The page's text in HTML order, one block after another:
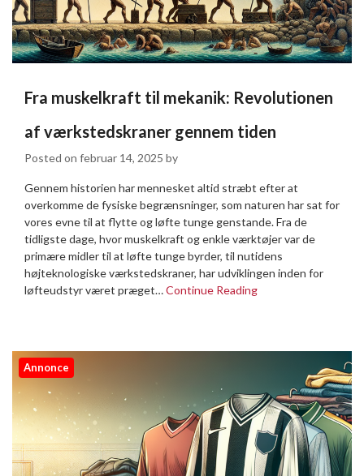
Fra muskelkraft til mekanik: Revolutionen
af værkstedskraner gennem tiden
Posted on februar 14, 2025 by
Gennem historien har mennesket altid stræbt efter at
overkomme de fysiske begrænsninger, som naturen har sat for
vores evne til at flytte og løfte tunge genstande. Fra de
tidligste dage, hvor muskelkraft og enkle værktøjer var de
primære midler til at løfte tunge byrder, til nutidens
højteknologiske værkstedskraner, har udviklingen inden for
løfteudstyr været præget…Continue Reading
Annonce